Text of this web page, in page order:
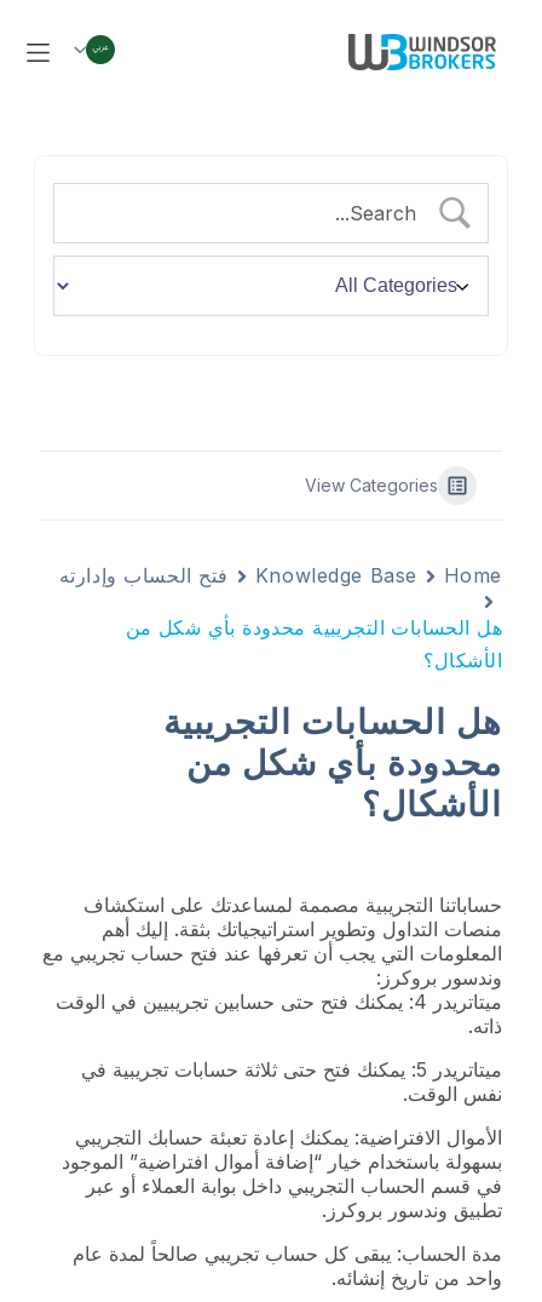
View Categories
Home
Knowledge Base فتح الحساب وإدارته
هل الحسابات التجريبية محدودة بأي شكل من
الأشكال؟
هل الحسابات التجريبية
محدودة بأي شكل من
الأشكال؟
حساباتنا التجريبية مصممة لمساعدتك على استكشاف
منصات التداول وتطوير استراتيجياتك بثقة. إليك أهم
المعلومات التي يجب أن تعرفها عند فتح حساب تجريبي مع
وندسور بروكرز:
ميتاتريدر 4: يمكنك فتح حتى حسابين تجريبيين في الوقت
ذاته.
ميتاتريدر 5: يمكنك فتح حتى ثلاثة حسابات تجريبية في
نفس الوقت.
الأموال الافتراضية: يمكنك إعادة تعبئة حسابك التجريبي
بسهولة باستخدام خيار “إضافة أموال افتراضية” الموجود
في قسم الحساب التجريبي داخل بوابة العملاء أو عبر
تطبيق وندسور بروكرز.
مدة الحساب: يبقى كل حساب تجريبي صالحاً لمدة عام
واحد من تاريخ إنشائه.